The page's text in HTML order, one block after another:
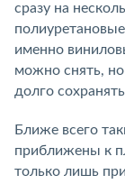
сразу на
именно
можно снять,
долго
Ближе всего
приближены к
только лишь